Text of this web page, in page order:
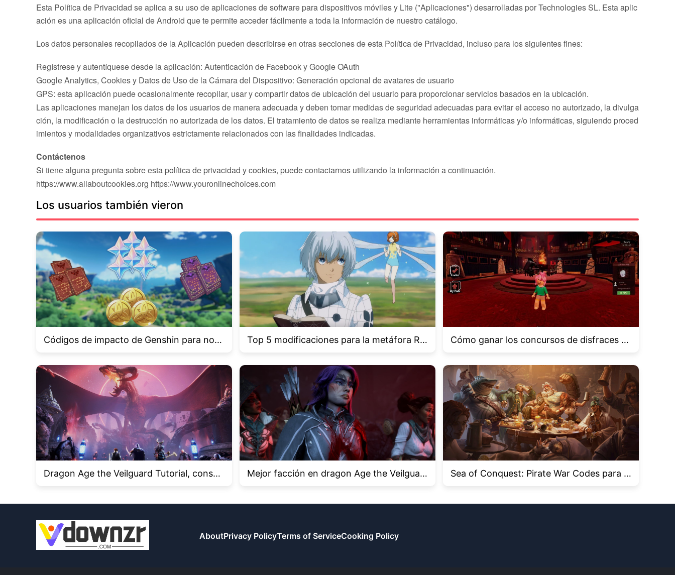
Esta Política de Privacidad se aplica a su uso de aplicaciones de software para dispositivos móviles y Lite ("Aplicaciones") desarrolladas por Technologies SL. Esta aplic
ación es una aplicación oficial de Android que te permite acceder fácilmente a toda la información de nuestro catálogo.
Los datos personales recopilados de la Aplicación pueden describirse en otras secciones de esta Política de Privacidad, incluso para los siguientes fines:
Regístrese y autentíquese desde la aplicación: Autenticación de Facebook y Google OAuth
Google Analytics, Cookies y Datos de Uso de la Cámara del Dispositivo: Generación opcional de avatares de usuario
GPS: esta aplicación puede ocasionalmente recopilar, usar y compartir datos de ubicación del usuario para proporcionar servicios basados ​​en la ubicación.
Las aplicaciones manejan los datos de los usuarios de manera adecuada y deben tomar medidas de seguridad adecuadas para evitar el acceso no autorizado, la divulga
ción, la modificación o la destrucción no autorizada de los datos. El tratamiento de datos se realiza mediante herramientas informáticas y/o informáticas, siguiendo proced
imientos y modalidades organizativos estrictamente relacionados con las finalidades indicadas.
Contáctenos
Si tiene alguna pregunta sobre esta política de privacidad y cookies, puede contactarnos utilizando la información a continuación.
https://www.allaboutcookies.org https://www.youronlinechoices.com
Los usuarios también vieron
Códigos de impacto de Genshin para novi
Top 5 modificaciones para la metáfora Re
Cómo ganar los concursos de disfraces e
Dragon Age the Veilguard Tutorial, consej
Mejor facción en dragon Age the Veilguar
Sea of ​​Conquest: Pirate War Codes para n
AboutPrivacy PolicyTerms of ServiceCooking Policy